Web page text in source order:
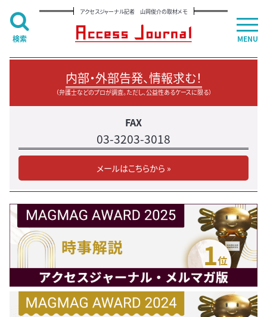
アクセスジャーナル記者 山岡俊介の取材メモ
内部・外部告発、情報求む！
（弁護士などのプロが調査。ただし、公益性あるケースに限る）
FAX
03-3203-3018
メールはこちらから »
MENU
検索